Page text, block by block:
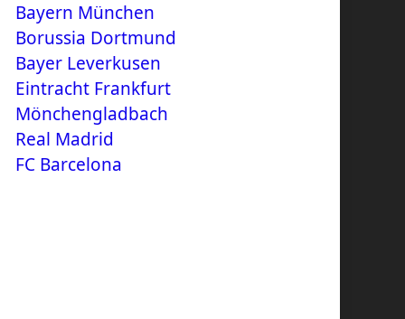
Bayern München
Borussia Dortmund
Bayer Leverkusen
Eintracht Frankfurt
Mönchengladbach
Real Madrid
FC Barcelona